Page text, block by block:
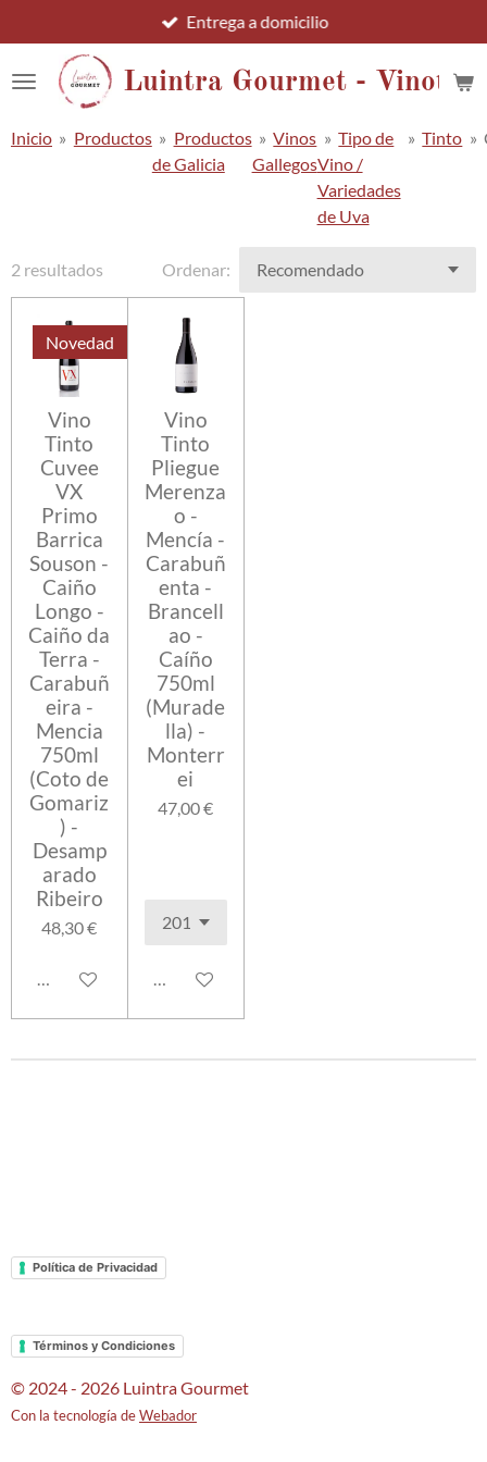
al
contenido
principal
Luintra Gourmet -
Entrega a domicilio
Inicio » Productos » Productos
de Galicia
» Vinos
Gallegos
» Tipo de
Vino /
Variedades
de Uva
» Tinto »
2 resultados Ordenar:
Novedad
Vino
Tinto
Cuvee
VX
Primo
Barrica
Souson -
Caiño
Longo -
Caiño da
Terra -
Carabuñ
eira -
Mencia
750ml
(Coto de
Gomariz
) -
Desamp
arado
Ribeiro
48,30 €
Añadir al carrito
Vino
Tinto
Pliegue
Merenza
o -
Mencía -
Carabuñ
enta -
Brancell
ao -
Caíño
750ml
(Murade
lla) -
Monterr
ei
47,00 €
Añadir al carrito
Política de Privacidad
Términos y Condiciones
© 2024 - 2026 Luintra Gourmet
Con la tecnología deWebador